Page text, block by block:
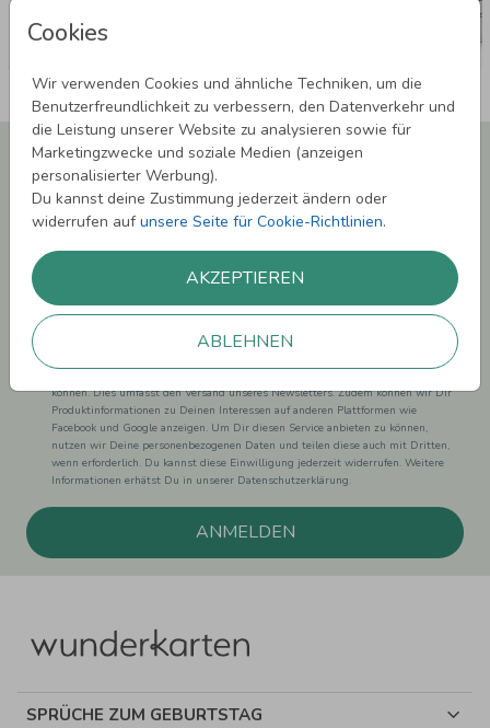
Cookies
Wir verwenden Cookies und ähnliche Techniken, um die
Benutzerfreundlichkeit zu verbessern, den Datenverkehr und
die Leistung unserer Website zu analysieren sowie für
Marketingzwecke und soziale Medien (anzeigen
personalisierter Werbung).
Du kannst deine Zustimmung jederzeit ändern oder
widerrufen aufunsere Seite für Cookie-Richtlinien.
AKZEPTIEREN
ABLEHNEN
Newsletter abonnieren und 5,00 € Rabatt**
sichern!
Melde Dich zu unserem Newsletter an und bleibe auf dem
Laufenden.
können. Dies umfasst den Versand unseres Newsletters. Zudem können wir Dir
Produktinformationen zu Deinen Interessen auf anderen Plattformen wie
Facebook und Google anzeigen. Um Dir diesen Service anbieten zu können,
nutzen wir Deine personenbezogenen Daten und teilen diese auch mit Dritten,
wenn erforderlich. Du kannst diese Einwilligung jederzeit widerrufen. Weitere
Informationen erhätst Du in unserer Datenschutzerklärung.
ANMELDEN
SPRÜCHE ZUM GEBURTSTAG